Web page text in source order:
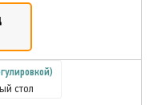
стол